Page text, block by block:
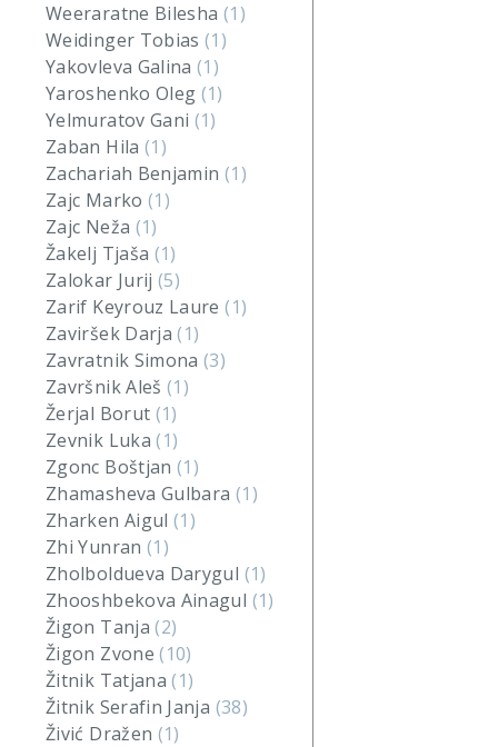
Weeraratne Bilesha (1)
Weidinger Tobias(1)
Yakovleva Galina(1)
Yaroshenko Oleg (1)
Yelmuratov Gani (1)
Zaban Hila (1)
Zachariah Benjamin (1)
Zajc Marko (1)
Zajc Neža (1)
Žakelj Tjaša (1)
Zalokar Jurij(5)
Zarif Keyrouz Laure(1)
Zaviršek Darja(1)
Zavratnik Simona(3)
Završnik Aleš(1)
Žerjal Borut (1)
Zevnik Luka(1)
Zgonc Boštjan(1)
Zhamasheva Gulbara (1)
Zharken Aigul(1)
Zhi Yunran (1)
Zholboldueva Darygul (1)
Zhooshbekova Ainagul (1)
Žigon Tanja(2)
Žigon Zvone(10)
Žitnik Tatjana(1)
Žitnik Serafin Janja (38)
Živić Dražen (1)